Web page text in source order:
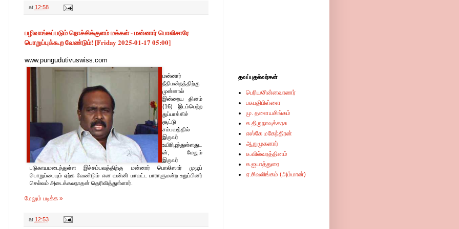
at 12:58
பழிவாங்கப்படும் நொச்சிக்குளம் மக்கள் - மன்னார் பொலிசாரே
பொறுப்புக்கூற வேண்டும்! [Friday 2025-01-17 05:00]
www.pungudutivuswiss.com
மன்னார்
நீதிமன்றத்திற்கு
முன்னால்
இன்றைய தினம்
(16) இடம்பெற்ற
துப்பாக்கிச்
சூட்டு
சம்பவத்தில்
இருவர்
உயிரிழந்துள்ளதுட
ன், மேலும்
இருவர்
படுகாயமடைந்துள்ள இச்சம்பவத்திற்கு மன்னார் பொலிஸார் முழுப்
பொறுப்பையும் ஏற்க வேண்டும் என வன்னி மாவட்ட பாராளுமன்ற உறுப்பினர்
செல்வம் அடைக்கலநாதன் தெரிவித்துள்ளார்.
மேலும் படிக்க »
at 12:53
தவப்புதல்வர்கள்
பெரிய/சின்னவாணர்
பசுபதிபிள்ளை
மு. தளையசிங்கம்
க.திருநாவுக்கரசு
எஸ்கே மகேந்திரன்
ஆறுமுகனார்
சு.வில்வரத்தினம்
க.ஐயாத்துரை
ஏ.சிவலிங்கம் (அம்மான்)